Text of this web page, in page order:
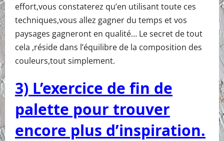
effort,vous constaterez qu’en utilisant toute ces
techniques,vous allez gagner du temps et vos
paysages gagneront en qualité… Le secret de tout
cela ,réside dans l’équilibre de la composition des
couleurs,tout simplement.
3) L’exercice de fin de
palette pour trouver
encore plus d’inspiration.